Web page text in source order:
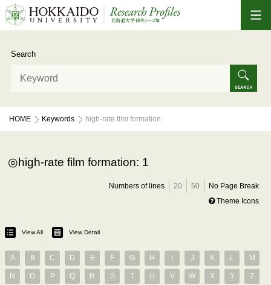
Search
HOME Keywords high-rate film formation
high-rate film formation: 1
Numbers of lines 20 50
No Page Break
Theme Icons
View All View Detail
A B C D E F G H J K L M
N O P Q R S T U V W X Y Z